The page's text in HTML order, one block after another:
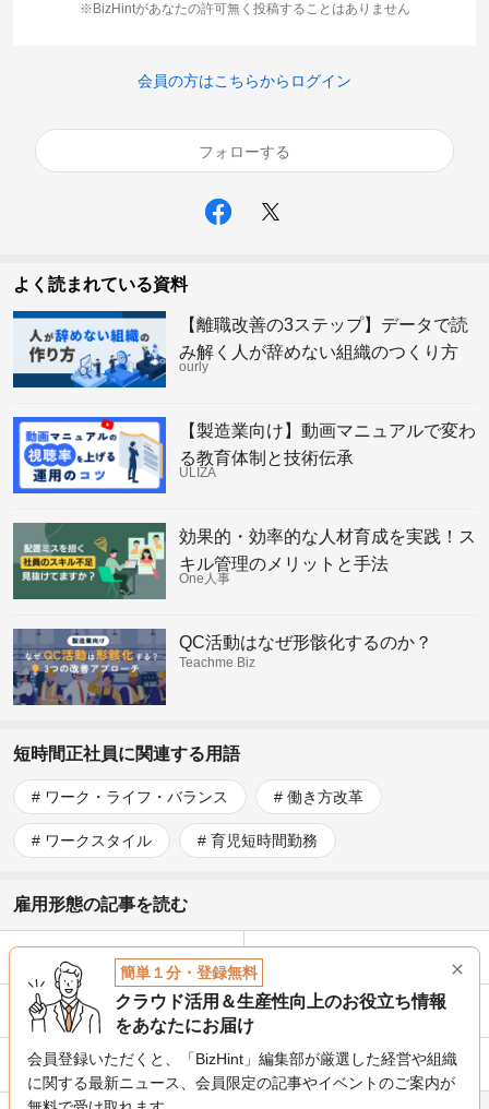
※BizHintがあなたの許可無く投稿することはありません
会員の方はこちらからログイン
フォローする
よく読まれている資料
【離職改善の3ステップ】データで読
み解く人が辞めない組織のつくり方
ourly
【製造業向け】動画マニュアルで変わ
る教育体制と技術伝承
ULIZA
効果的・効率的な人材育成を実践！ス
キル管理のメリットと手法
One人事
QC活動はなぜ形骸化するのか？
Teachme Biz
短時間正社員に関連する用語
ワーク・ライフ・バランス 働き方改革
ワークスタイル 育児短時間勤務
雇用形態の記事を読む
終身雇用
嘱託社員 ジョブ型雇用
限定正社員 トライアル雇用
簡単１分・登録無料
クラウド活用＆生産性向上のお役立ち情報
をあなたにお届け
会員登録いただくと、「BizHint」編集部が厳選した経営や組織
に関する最新ニュース、 会員限定の記事やイベントのご案内が